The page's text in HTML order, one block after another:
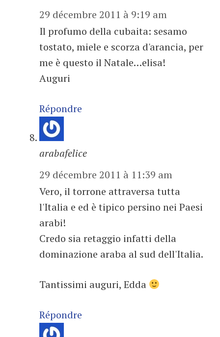
29 décembre 2011 à 9:19 am
Il profumo della cubaita: sesamo
tostato, miele e scorza d'arancia, per
me è questo il Natale…elisa!
Auguri
Répondre
arabafelice
29 décembre 2011 à 11:39 am
Vero, il torrone attraversa tutta
l'Italia e ed è tipico persino nei Paesi
arabi!
Credo sia retaggio infatti della
dominazione araba al sud dell'Italia.
Tantissimi auguri, Edda
Répondre